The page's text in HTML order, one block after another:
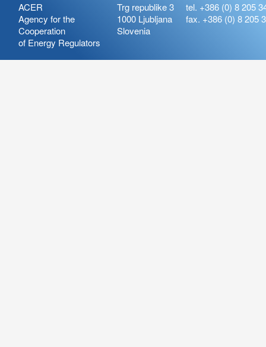
ACER
Agency for the
Cooperation
of Energy Regulators
Trg republike 3
1000 Ljubljana
Slovenia
tel. +386 (0) 8 205
fax. +386 (0) 8 205